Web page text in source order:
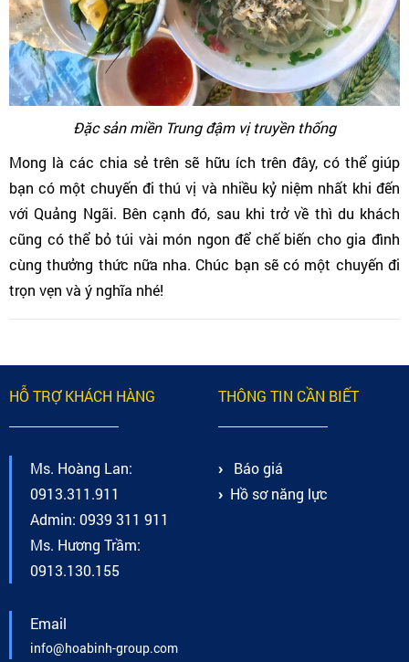
Đặc sản miền Trung đậm vị truyền thống
Mong là các chia sẻ trên sẽ hữu ích trên đây, có thể giúp
bạn có một chuyến đi thú vị và nhiều kỷ niệm nhất khi đến
với Quảng Ngãi. Bên cạnh đó, sau khi trở về thì du khách
cũng có thể bỏ túi vài món ngon để chế biến cho gia đình
cùng thưởng thức nữa nha. Chúc bạn sẽ có một chuyến đi
trọn vẹn và ý nghĩa nhé!
HỖ TRỢ KHÁCH HÀNG
Ms. Hoàng Lan:
0913.311.911
Admin: 0939 311 911
Ms. Hương Trầm:
0913.130.155
Email
info@hoabinh-group.com
THÔNG TIN CẦN BIẾT
Báo giá
Hồ sơ năng lực